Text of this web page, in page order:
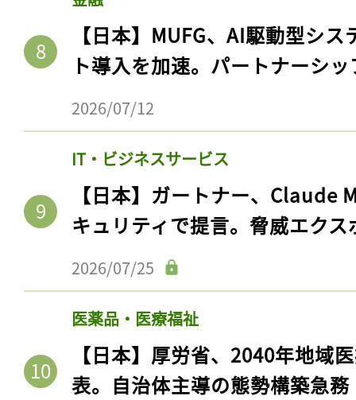
【日本】MUFG、AI駆動型シ
ト導入を加速。パートナーシ
2026/07/12
IT・ビジネスサービス
【日本】ガートナー、Claude
キュリティで提言。脅威エク
2026/07/25
医薬品・医療福祉
【日本】厚労省、2040年地域
表。自治体主導の態勢構築急務